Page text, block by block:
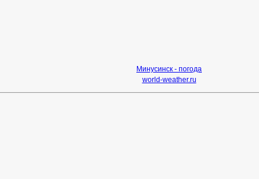
Минусинск - погода
world-weather.ru